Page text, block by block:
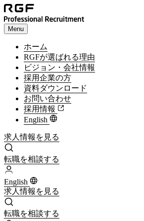
Menu
ホーム
RGFが選ばれる理由
ビジョン・会社情報
採用企業の方
資料ダウンロード
お問い合わせ
採用情報
English
求人情報を見る
転職を相談する
English
求人情報を見る
転職を相談する